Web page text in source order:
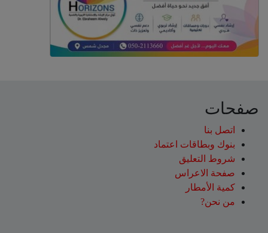
صفحات
اتصل بنا
بنوك وبطاقات اعتماد
شروط التعليق‎
صفحة الاعراس
كمية الأمطار
من نحن?